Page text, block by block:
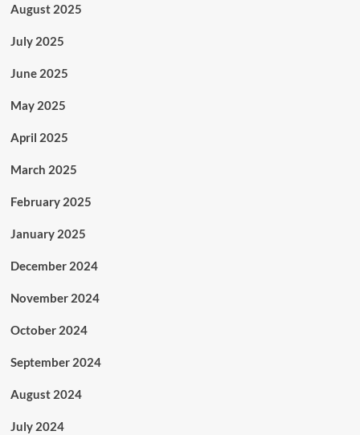
August 2025
July 2025
June 2025
May 2025
April 2025
March 2025
February 2025
January 2025
December 2024
November 2024
October 2024
September 2024
August 2024
July 2024